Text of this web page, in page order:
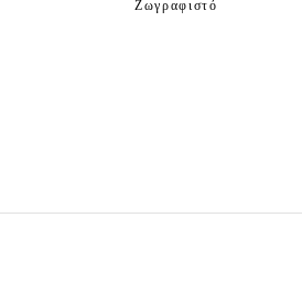
Ζωγραφιστό